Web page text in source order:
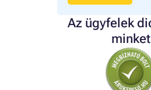
Az ügyfelek
minket